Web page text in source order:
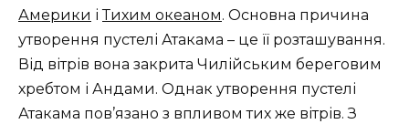
Америки іТихим океаном. Основна причина
утворення пустелі Атакама – це її розташування.
Від вітрів вона закрита Чилійським береговим
хребтом і Андами. Однак утворення пустелі
Атакама пов’язано з впливом тих же вітрів. З